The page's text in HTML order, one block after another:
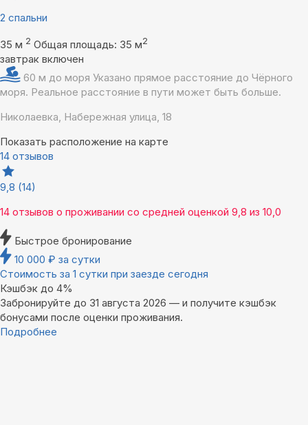
2 спальни
35 м 2 Общая площадь: 35 м2
завтрак включен
60 м до моря Указано прямое расстояние до Чёрного
моря. Реальное расстояние в пути может быть больше.
Николаевка, Набережная улица, 18
Показать расположение на карте
14 отзывов
9,8 (14)
14 отзывов о проживании со средней оценкой 9,8 из 10,0
Быстрое бронирование
10 000 ₽ за сутки
Стоимость за 1 сутки при заезде сегодня
Кэшбэк до 4%
Забронируйте до 31 августа 2026 — и получите кэшбэк
бонусами после оценки проживания.
Подробнее